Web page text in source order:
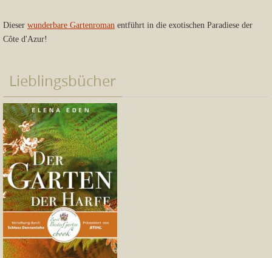
Dieser wunderbare Gartenroman entführt in die exotischen Paradiese der
Côte d'Azur!
Lieblingsbücher